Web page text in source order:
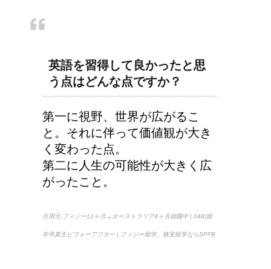
アメリカの大学に入学す
今月はピンチかも?!給料
英語を習得して良かったと思
う点はどんな点ですか？
第一に視野、世界が広がるこ
と。それに伴って価値観が大き
く変わった点。
第二に人生の可能性が大きく広
がったこと。
引用元-フィジー11ヶ月→オーストラリア4ヶ月就職中 | 048)留
学卒業生ビフォーアフター | フィジー留学、格安留学ならSPFB